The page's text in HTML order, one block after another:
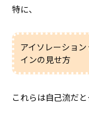
特に、
アイソレーショ
インの見せ方
これらは自己流だ